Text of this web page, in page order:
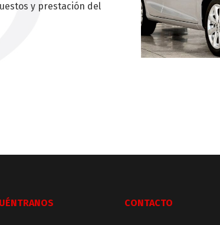
y prestación del
CONTACTO